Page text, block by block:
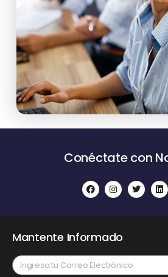
Conéctate con
Mantente Informado